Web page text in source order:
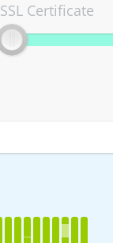
SSL Certificate